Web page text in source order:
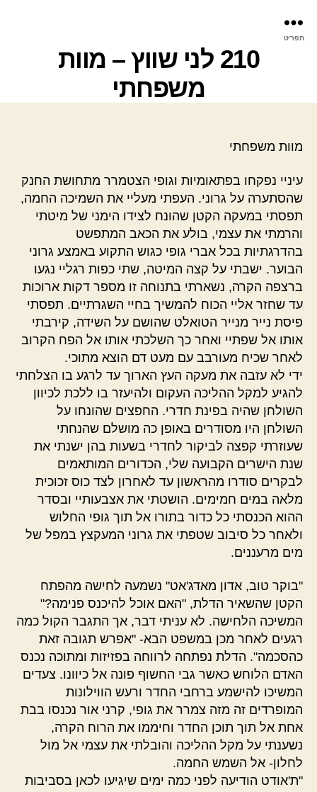
תפריט
210 לני שווץ – מוות
משפחתי
מוות משפחתי
עיניי נפקחו בפתאומיות וגופי הצטמרר מתחושת החנק
שהסתערה על גרוני. העפתי מעליי את השמיכה החמה,
תפסתי במעקה הקטן שהונח לצידו הימני של מיטתי
והרמתי את עצמי, בולע את הכאב המתפשט
בהדרגתיות בכל אברי גופי כגוש התקוע באמצע גרוני
הבוער. ישבתי על קצה המיטה, שתי כפות רגליי נגעו
ברצפה הקרה, נשארתי בתנוחה זו מספר דקות ארוכות
עד שחזר אליי הכוח להמשיך בחיי השגרתיים. תפסתי
פיסת נייר מנייר הטואלט שהושם על השידה, קירבתי
אותו אל שפתיי ואחר כך השלכתי אותו אל הפח הקרוב
לאחר שכיח מעורבב עם מעט דם הוצא מתוכי.
ידי לא עזבה את מעקה העץ הארוך עד לרגע בו הצלחתי
להגיע למקל ההליכה העקום ולהיעזר בו ללכת לכיוון
השולחן שהיה בפינת חדרי. החפצים שהונחו על
השולחן היו מסודרים באופן כה מושלם שהנחתי
שעוזרתי קפצה לביקור לחדרי בשעות בהן ישנתי את
שנת הישרים הקבועה שלי, הכדורים המותאמים
לבקרים סודרו מהראשון עד לאחרון לצד כוס זכוכית
מלאה במים חמימים. הושטתי את אצבעותיי ובסדר
ההוא הכנסתי כל כדור בתורו אל תוך גופי החלוש
ולאחר כל סיבוב שטפתי את גרוני המעקצץ במפל של
מים מרעננים.
"בוקר טוב, אדון מאדג'אט" נשמעה לחישה מהפתח
הקטן שהשאיר הדלת, "האם אוכל להיכנס פנימה?"
המשיכה הלחישה. לא עניתי דבר, אך התגבר הקול כמה
רגעים לאחר מכן במשפט הבא- "אפרש תגובה זאת
כהסכמה". הדלת נפתחה לרווחה בפזיזות ומתוכה נכנס
האדם הלוחש כאשר גבי החשוף פונה אל כיוונו. צעדים
המשיכו להישמע ברחבי החדר ורעש הווילונות
המופרדים זה מזה צמרר את גופי, קרני אור נכנסו בבת
אחת אל תוך תוכן החדר וחיממו את הרוח הקרה,
נשענתי על מקל ההליכה והובלתי את עצמי אל מול
לחלון- אל השמש החמה.
"ת'אודט הודיעה לפני כמה ימים שיגיעו לכאן בסביבות